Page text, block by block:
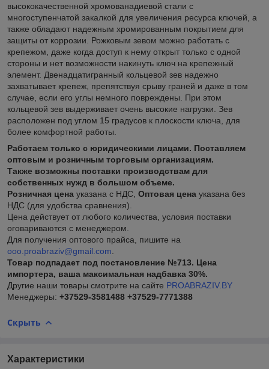
высококачественной хромованадиевой стали с
многоступенчатой закалкой для увеличения ресурса ключей, а
также обладают надежным хромированным покрытием для
защиты от коррозии. Рожковым зевом можно работать с
крепежом, даже когда доступ к нему открыт только с одной
стороны и нет возможности накинуть ключ на крепежный
элемент. Двенадцатигранный кольцевой зев надежно
захватывает крепеж, препятствуя срыву граней и даже в том
случае, если его углы немного повреждены. При этом
кольцевой зев выдерживает очень высокие нагрузки. Зев
расположен под углом 15 градусов к плоскости ключа, для
более комфортной работы.
Работаем только с юридическими лицами. Поставляем
оптовым и розничным торговым организациям.
Также возможны поставки производствам для
собственных нужд в большом объеме.
Розничная цена указана с НДС, Оптовая цена указана без
НДС (для удобства сравнения).
Цена действует от любого количества, условия поставки
оговариваются с менеджером.
Для получения оптового прайса, пишите на
ooo.proabraziv@gmail.com
Товар подпадает под постановление №713. Цена
импортера, ваша максимальная надбавка 30%.
Другие наши товары смотрите на сайте PROABRAZIV.BY
Менеджеры: +37529-3581488 +37529-7771388
Скрыть
Характеристики